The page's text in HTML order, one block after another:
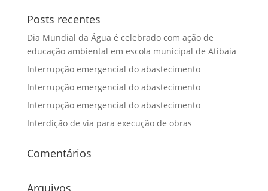
Posts recentes
Dia Mundial da Água é celebrado com ação de
educação ambiental em escola municipal de Atibaia
Interrupção emergencial do abastecimento
Interrupção emergencial do abastecimento
Interrupção emergencial do abastecimento
Interdição de via para execução de obras
Comentários